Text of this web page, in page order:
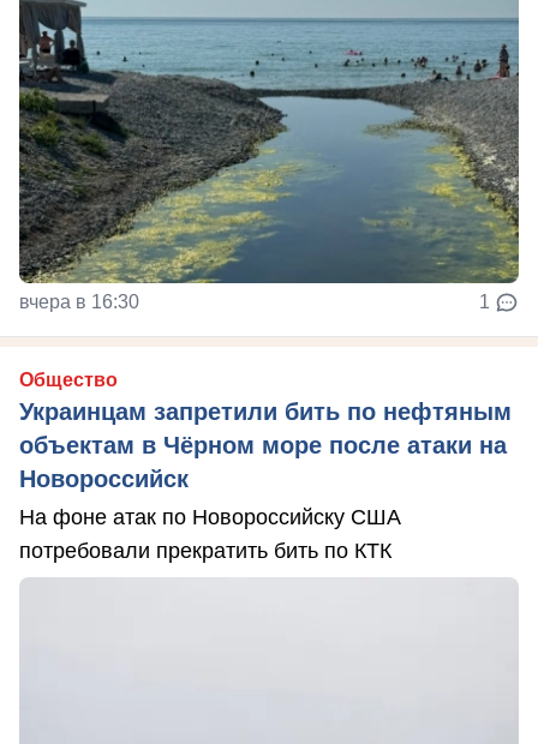
вчера в 16:30 1
Общество
Украинцам запретили бить по нефтяным
объектам в Чёрном море после атаки на
Новороссийск
На фоне атак по Новороссийску США
потребовали прекратить бить по КТК